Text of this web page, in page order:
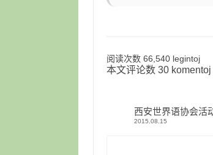
阅读次数 66,540 legintoj
本文评论数 30 komentoj
西安世界语协会活
2015.08.15